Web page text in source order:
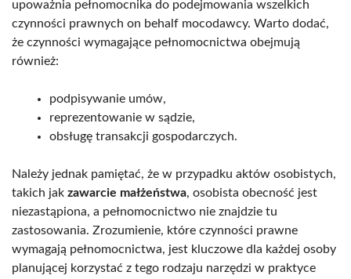
upoważnia pełnomocnika do podejmowania wszelkich
czynności prawnych on behalf mocodawcy. Warto dodać,
że czynności wymagające pełnomocnictwa obejmują
również:
podpisywanie umów,
reprezentowanie w sądzie,
obsługę transakcji gospodarczych.
Należy jednak pamiętać, że w przypadku aktów osobistych,
takich jak zawarcie małżeństwa, osobista obecność jest
niezastąpiona, a pełnomocnictwo nie znajdzie tu
zastosowania. Zrozumienie, które czynności prawne
wymagają pełnomocnictwa, jest kluczowe dla każdej osoby
planującej korzystać z tego rodzaju narzędzi w praktyce